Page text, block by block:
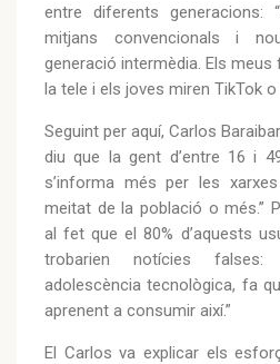
entre diferents
mitjans convencionals i
generació intermèdia. Els
la tele i els joves miren TikTok o
Seguint per aquí, Carlos
diu que la gent d’entre 16 i
s’informa més per les
meitat de la població o més.”
al fet que el 80% d’aquests
trobarien notícies
adolescència tecnològica, fa
aprenent a consumir així.”
El Carlos va explicar els